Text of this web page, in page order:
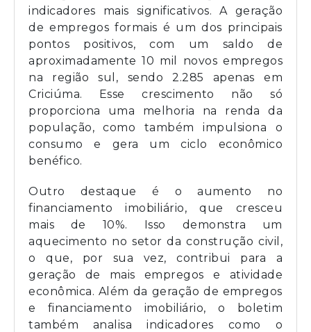
indicadores mais significativos. A geração
de empregos formais é um dos principais
pontos positivos, com um saldo de
aproximadamente 10 mil novos empregos
na região sul, sendo 2.285 apenas em
Criciúma. Esse crescimento não só
proporciona uma melhoria na renda da
população, como também impulsiona o
consumo e gera um ciclo econômico
benéfico.
Outro destaque é o aumento no
financiamento imobiliário, que cresceu
mais de 10%. Isso demonstra um
aquecimento no setor da construção civil,
o que, por sua vez, contribui para a
geração de mais empregos e atividade
econômica. Além da geração de empregos
e financiamento imobiliário, o boletim
também analisa indicadores como o